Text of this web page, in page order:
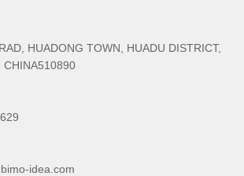
HUADONG TOWN, HUADU DISTRICT,
CHINA510890
idea.com